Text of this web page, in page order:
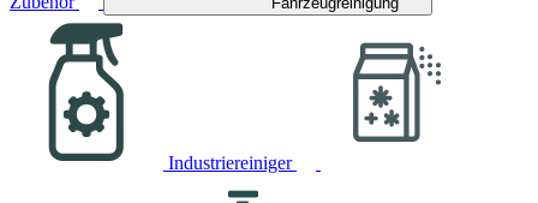
Industriereiniger